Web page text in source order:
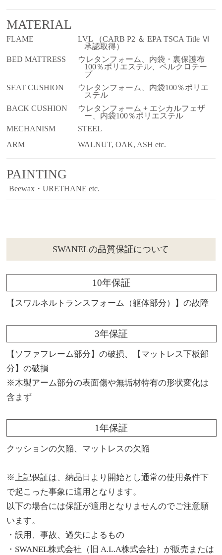
MATERIAL
FLAME
LVL （CARB P2 ＆ EPA TSCA Title Ⅵ
承認取得）
BED MATTRESS
ウレタンフォーム、内袋・裏保護布
100％ポリエステル、ベルクロテー
プ
SEAT CUSHION
ウレタンフォーム、内袋100％ポリエ
ステル
BACK CUSHION
ウレタンフォーム + エシカルフェザ
ー、内袋100％ポリエステル
MECHANISM
STEEL
ARM
WALNUT, OAK, ASH etc.
PAINTING
Beewax・URETHANE etc.
SWANELの品質保証について
10年保証
【スワルネルトランスフォーム（躯体部分）】の故障
3年保証
【ソファフレーム部分】の破損、【マットレス下板部
分】の破損
※木製アーム部分の表面傷や無垢材特有の形状変化は
含まず
1年保証
クッションの欠陥、マットレスの欠陥
※上記保証は、納品日より開始とし通常の使用条件下
で起こった事象に適用となります。
以下の場合には保証が適用となりませんのでご注意願
います。
・誤用、事故、過失によるもの
・SWANEL株式会社（旧 A.L.A株式会社）が販売または